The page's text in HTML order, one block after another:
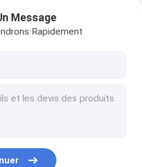
Message
Rapidement